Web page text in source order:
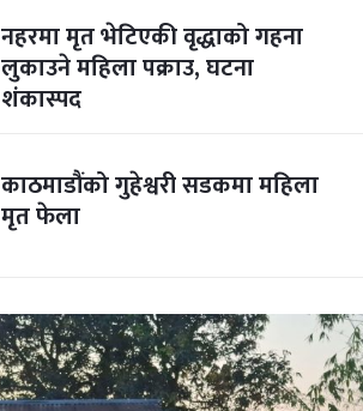
नहरमा मृत भेटिएकी वृद्धाको गहना
लुकाउने महिला पक्राउ, घटना
शंकास्पद
काठमाडौंको गुहेश्वरी सडकमा महिला
मृत फेला